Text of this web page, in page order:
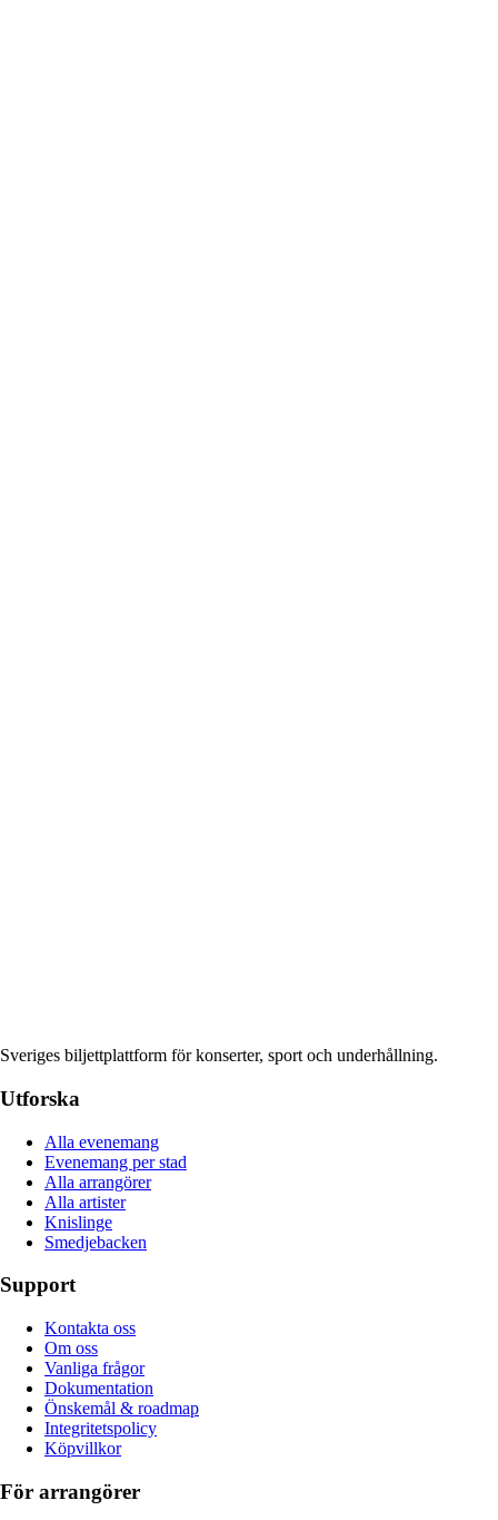
Sveriges biljettplattform för konserter, sport och underhållning.
Utforska
Alla evenemang
Evenemang per stad
Alla arrangörer
Alla artister
Knislinge
Smedjebacken
Support
Kontakta oss
Om oss
Vanliga frågor
Dokumentation
Önskemål & roadmap
Integritetspolicy
Köpvillkor
För arrangörer